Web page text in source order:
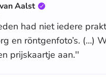
Aalst
had niet iedere
en röntgenfoto’s. (…)
prijskaartje aan.''